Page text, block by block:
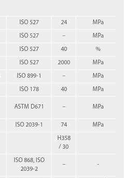
ISO 527 24 MPa
ISO 527 – MPa
ISO 527 40 %
ISO 527 2000 MPa
ISO 899-1 – MPa
ISO 178 40 MPa
ASTM D671 – MPa
ISO 2039-1 74 MPa
H358
/ 30
ISO 868, ISO
2039-2
– -